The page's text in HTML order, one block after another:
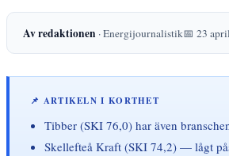
Av redaktionen · Energijournalistik📅 23
📌 ARTIKELN I KORTHET
Tibber (SKI 76,0) har även
Skellefteå Kraft (SKI 74,2) — lågt